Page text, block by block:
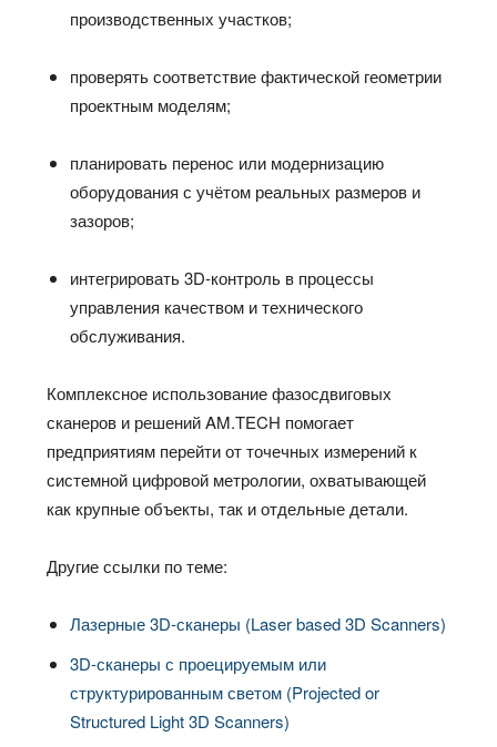
производственных участков;
проверять соответствие фактической геометрии
проектным моделям;
планировать перенос или модернизацию
оборудования с учётом реальных размеров и
зазоров;
интегрировать 3D‑контроль в процессы
управления качеством и технического
обслуживания.
Комплексное использование фазосдвиговых
сканеров и решений AM.TECH помогает
предприятиям перейти от точечных измерений к
системной цифровой метрологии, охватывающей
как крупные объекты, так и отдельные детали.
Другие ссылки по теме:
Лазерные 3D-сканеры (Laser based 3D Scanners)
3D-сканеры с проецируемым или
структурированным светом (Projected or
Structured Light 3D Scanners)